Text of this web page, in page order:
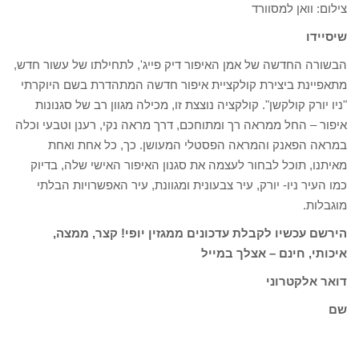
צילום: וואן למסוורד
שיסיידו
הבשורה החדשה של אמן האיפור דיק פייג', לתחילתו של עשור חדש,
מתאפיינת ביצירת קולקציית איפור חדשה המתהדרת בשם היוקרתי
"ניו יורק קולקשן". קולקציה נוצצת זו, מכילה מגוון רב של סגנונות
איפור – החל ממראה רך ומתוחכם, דרך מראה נקי, רענן וטבעי וכלה
במראה הפאנק והמראה הפסטלי המעושן. כך, כל אחת ואחת
מאיתנו, תוכל לבחור לעצמה את סגנון האיפור האישי שלה, בדיוק
כמו העיר ניו- יורק, עיר צבעונית ומגוונת, עיר האפשרויות הבלתי
מוגבלות.
הירשם עכשיו לקבלת עדכונים ממגזין יופי! קצר, ממצה,
איכותי, חינם – אצלך במייל
דואר אלקטרוני
שם